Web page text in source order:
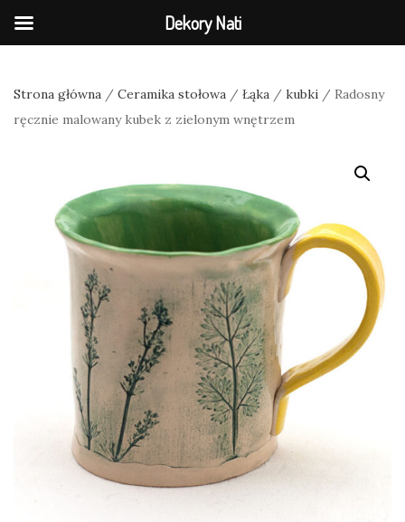
Strona główna / Ceramika stołowa / Łąka / kubki / Radosny
ręcznie malowany kubek z zielonym wnętrzem
Dekory Nati